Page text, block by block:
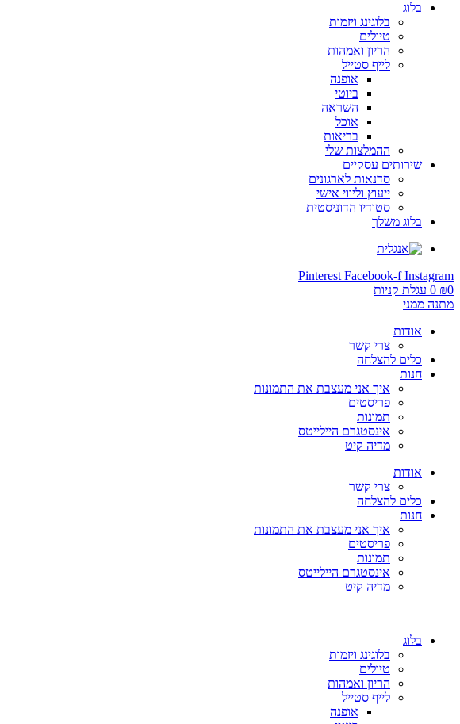
בלוג
בלוגינג ויזמות
טיולים
הריון ואמהות
לייף סטייל
אופנה
ביוטי
השראה
אוכל
בריאות
ההמלצות שלי
שירותים עסקיים
סדנאות לארגונים
ייעוץ וליווי אישי
סטודיו הדוניסטית
בלוג משלך
Pinterest Facebook-f Instagram
₪0
0 עגלת קניות
מתנה ממני
אודות
צרי קשר
כלים להצלחה
חנות
איך אני מעצבת את התמונות
פריסטים
תמונות
אינסטגרם היילייטס
מדיה קיט
אודות
צרי קשר
כלים להצלחה
חנות
איך אני מעצבת את התמונות
פריסטים
תמונות
אינסטגרם היילייטס
מדיה קיט
בלוג
בלוגינג ויזמות
טיולים
הריון ואמהות
לייף סטייל
אופנה